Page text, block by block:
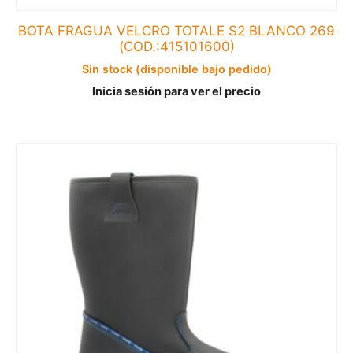
BOTA FRAGUA VELCRO TOTALE S2 BLANCO 269
(COD.:415101600)
Sin stock (disponible bajo pedido)
Inicia sesión para ver el precio